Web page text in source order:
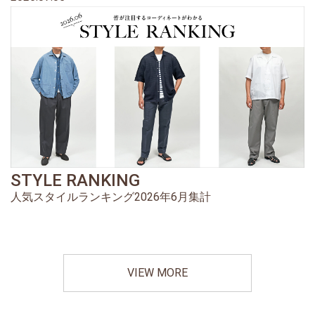
STYLE RANKING
人気スタイルランキング2026年6月集計
VIEW MORE